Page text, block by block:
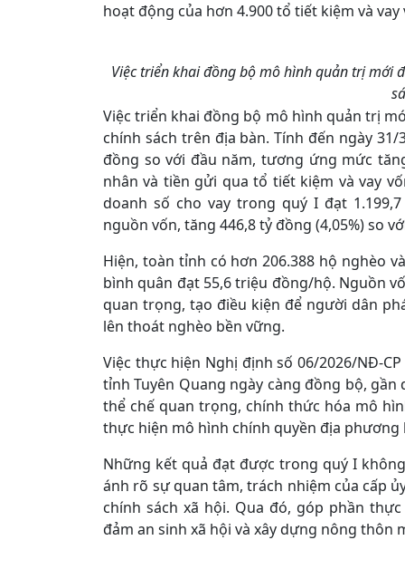
hoạt động của hơn 4.900 tổ tiết kiệm và
Việc triển khai đồng bộ mô hình quản trị mới
Việc triển khai đồng bộ mô hình quản trị
chính sách trên địa bàn. Tính đến ngày
đồng so với đầu năm, tương ứng mức
nhân và tiền gửi qua tổ tiết kiệm và vay
doanh số cho vay trong quý I đạt
nguồn vốn, tăng 446,8 tỷ đồng (4,05%) so
Hiện, toàn tỉnh có hơn 206.388 hộ nghèo
bình quân đạt 55,6 triệu đồng/hộ. Nguồn
quan trọng, tạo điều kiện để người dân
lên thoát nghèo bền vững.
Việc thực hiện Nghị định số 06/2026/NĐ-
tỉnh Tuyên Quang ngày càng đồng bộ,
thể chế quan trọng, chính thức hóa mô
thực hiện mô hình chính quyền địa phương
Những kết quả đạt được trong quý I
ánh rõ sự quan tâm, trách nhiệm của cấp
chính sách xã hội. Qua đó, góp phần
đảm an sinh xã hội và xây dựng nông thôn